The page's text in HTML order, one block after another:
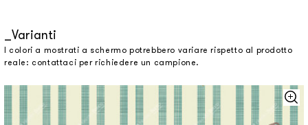
Varianti
I colori a mostrati a schermo potrebbero variare rispetto al prodotto
reale: contattaci per richiedere un campione.